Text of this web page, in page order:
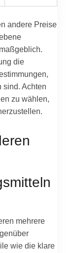
andere Preise
die
sind. Achten
zu wählen,
mehrere
wie die klare